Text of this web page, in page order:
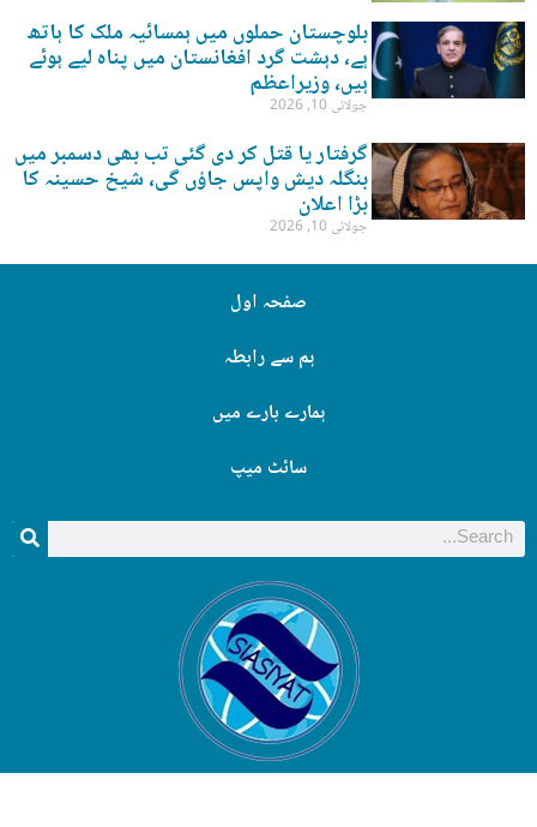
بلوچستان حملوں میں ہمسائیہ ملک کا ہاتھ
ہے، دہشت گرد افغانستان میں پناہ لیے ہوئے
ہیں، وزیراعظم
جولائی 10, 2026
گرفتار یا قتل کر دی گئی تب بھی دسمبر میں
بنگلہ دیش واپس جاؤں گی، شیخ حسینہ کا
بڑا اعلان
جولائی 10, 2026
صفحہ اول
ہم سے رابطہ
ہمارے بارے میں
سائٹ میپ